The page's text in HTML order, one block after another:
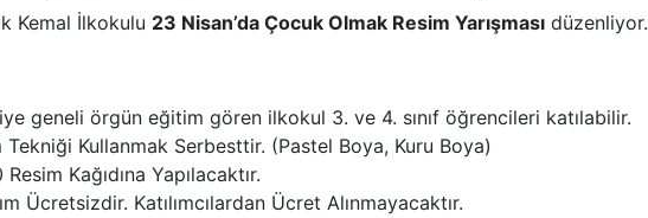
Kemal İlkokulu 23 Nisan’da Çocuk Olmak Resim Yarışması düzenliyor.
geneli örgün eğitim gören ilkokul 3. ve 4. sınıf öğrencileri katılabilir.
Tekniği Kullanmak Serbesttir. (Pastel Boya, Kuru Boya)
Kağıdına Yapılacaktır.
Ücretsizdir. Katılımcılardan Ücret Alınmayacaktır.